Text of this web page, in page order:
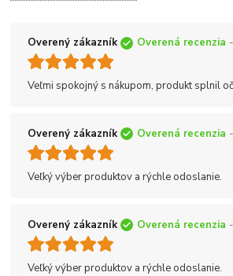
Overený zákazník Overená recenzia
Veľmi spokojný s nákupom, produkt splnil
Overený zákazník Overená recenzia
Veľký výber produktov a rýchle odoslanie.
Overený zákazník Overená recenzia
Veľký výber produktov a rýchle odoslanie.